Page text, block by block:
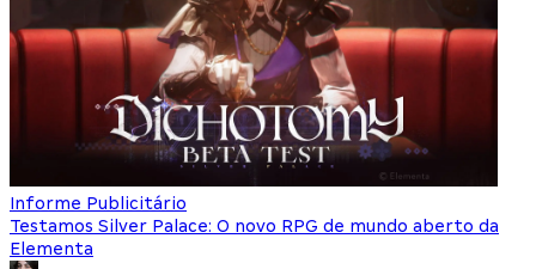
Informe Publicitário
Testamos Silver Palace: O novo RPG de mundo aberto da
Elementa